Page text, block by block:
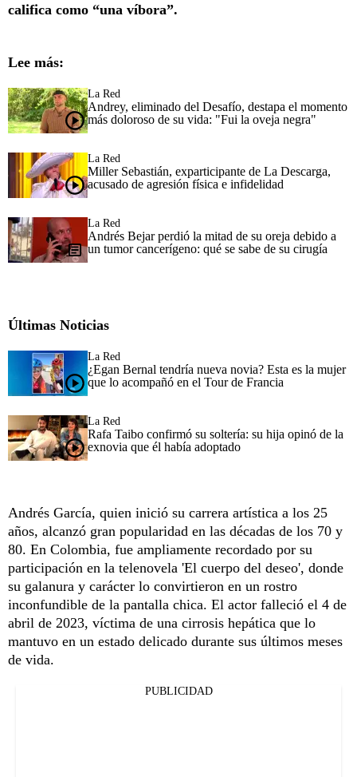
califica como “una víbora”.
Lee más:
La Red
Andrey, eliminado del Desafío, destapa el momento
más doloroso de su vida: "Fui la oveja negra"
La Red
Miller Sebastián, exparticipante de La Descarga,
acusado de agresión física e infidelidad
La Red
Andrés Bejar perdió la mitad de su oreja debido a
un tumor cancerígeno: qué se sabe de su cirugía
Últimas Noticias
La Red
¿Egan Bernal tendría nueva novia? Esta es la mujer
que lo acompañó en el Tour de Francia
La Red
Rafa Taibo confirmó su soltería: su hija opinó de la
exnovia que él había adoptado
Andrés García, quien inició su carrera artística a los 25
años, alcanzó gran popularidad en las décadas de los 70 y
80. En Colombia, fue ampliamente recordado por su
participación en la telenovela 'El cuerpo del deseo', donde
su galanura y carácter lo convirtieron en un rostro
inconfundible de la pantalla chica. El actor falleció el 4 de
abril de 2023, víctima de una cirrosis hepática que lo
mantuvo en un estado delicado durante sus últimos meses
de vida.
PUBLICIDAD